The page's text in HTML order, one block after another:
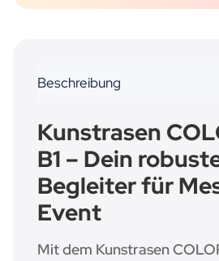
Beschreibung
Kunstrasen
B1 – Dein
Begleiter für
Event
Mit dem Kunstrasen